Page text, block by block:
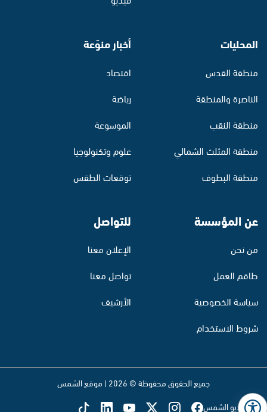
المحليات
منطقة القدس
الناصرة والمنطقة
منطقة النقب
منطقة المثلث الشمالي
منطقة البطوف
أخبار منوّعة
اقتصاد
رياضة
الموسوعة
علوم وتكنولوجيا
توقعات الطقس
عن المؤسسة
من نحن
طاقم العمل
سياسة الخصوصية
شروط الاستخدام
للتواصل
الإعلان معنا
تواصل معنا
الأرشيف
جميع الحقوق محفوظة © 2026 | موقع الشمس
تابع راديو الشمس